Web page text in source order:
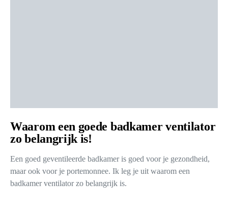
Waarom een goede badkamer ventilator
zo belangrijk is!
Een goed geventileerde badkamer is goed voor je gezondheid,
maar ook voor je portemonnee. Ik leg je uit waarom een
badkamer ventilator zo belangrijk is.